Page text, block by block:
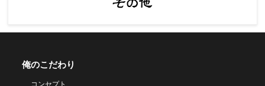
俺のこだわり
コンセプト